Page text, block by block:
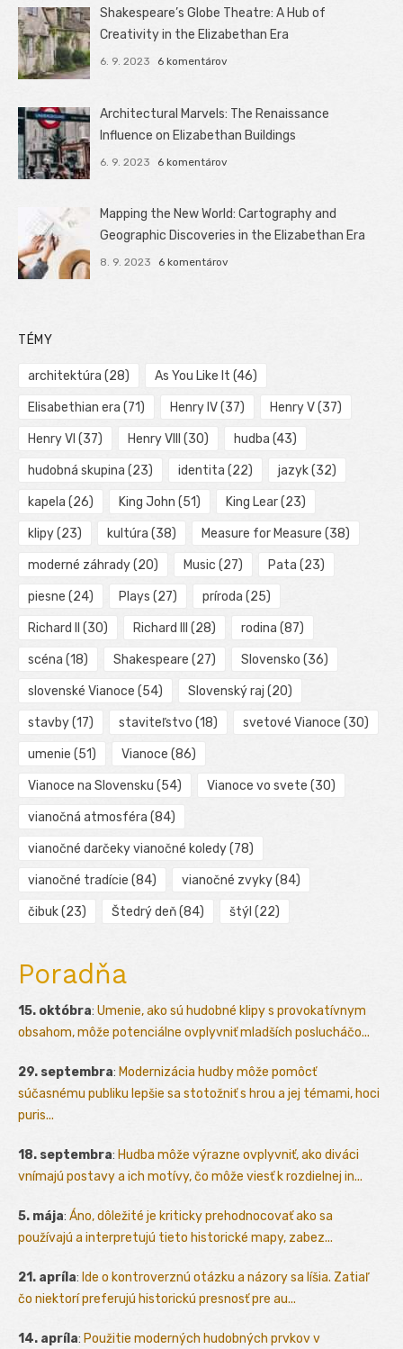
Shakespeare’s Globe Theatre: A Hub of
Creativity in the Elizabethan Era
6. 9. 2023 6 komentárov
Architectural Marvels: The Renaissance
Influence on Elizabethan Buildings
6. 9. 2023 6 komentárov
Mapping the New World: Cartography and
Geographic Discoveries in the Elizabethan Era
8. 9. 2023 6 komentárov
TÉMY
architektúra (28) As You Like It (46)
Elisabethian era (71) Henry IV(37) Henry V(37)
Henry VI (37) Henry VIII (30) hudba (43)
hudobná skupina (23) identita (22) jazyk(32)
kapela (26) King John (51) King Lear(23)
klipy(23) kultúra (38) Measure for Measure (38)
moderné záhrady(20) Music (27) Pata (23)
piesne (24) Plays (27) príroda (25)
Richard II (30) Richard III (28) rodina (87)
scéna (18) Shakespeare (27) Slovensko (36)
slovenské Vianoce (54) Slovenský raj (20)
stavby(17) staviteľstvo (18) svetové Vianoce (30)
umenie (51) Vianoce (86)
Vianoce na Slovensku (54) Vianoce vo svete (30)
vianočná atmosféra (84)
vianočné darčeky vianočné koledy(78)
vianočné tradície (84) vianočné zvyky(84)
čibuk(23) Štedrý deň(84) štýl (22)
Poradňa
15. októbra: Umenie, ako sú hudobné klipy s provokatívnym
obsahom, môže potenciálne ovplyvniť mladších poslucháčo...
29. septembra: Modernizácia hudby môže pomôcť
súčasnému publiku lepšie sa stotožniť s hrou a jej témami, hoci
puris...
18. septembra: Hudba môže výrazne ovplyvniť, ako diváci
vnímajú postavy a ich motívy, čo môže viesť k rozdielnej in...
5. mája: Áno, dôležité je kriticky prehodnocovať ako sa
používajú a interpretujú tieto historické mapy, zabez...
21. apríla: Ide o kontroverznú otázku a názory sa líšia. Zatiaľ
čo niektorí preferujú historickú presnosť pre au...
14. apríla: Použitie moderných hudobných prvkov v